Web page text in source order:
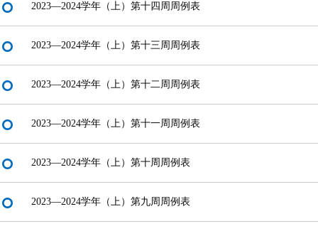
2023—2024学年（上）第十四周周例表
2023—2024学年（上）第十三周周例表
2023—2024学年（上）第十二周周例表
2023—2024学年（上）第十一周周例表
2023—2024学年（上）第十周周例表
2023—2024学年（上）第九周周例表